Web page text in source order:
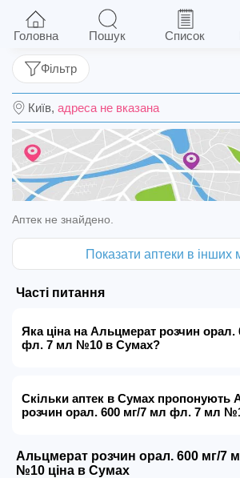
Альцмерат розчин орал.
№10
Київ, адреса не вказана
Фільтр
Аптек не знайдено.
Показати аптеки в інших
Часті питання
Яка ціна на Альцмерат розчин орал.
фл. 7 мл №10 в Сумах?
Скільки аптек в Сумах пропонують
розчин орал. 600 мг/7 мл фл. 7 мл
Альцмерат розчин орал. 600 мг/7
№10 ціна в Сумах
Головна Пошук Список